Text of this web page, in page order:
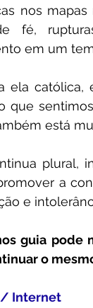
nos
fé,
em um
ela católica,
que
está
plural,
a
e
guia pode
o
/ Internet